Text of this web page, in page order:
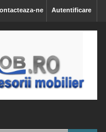
Autentificare
ne